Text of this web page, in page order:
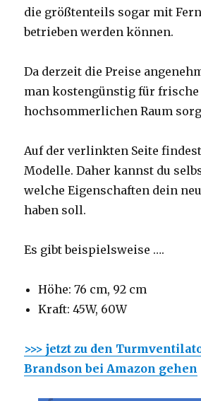
die größtenteils sogar mit
betrieben werden können.
Da derzeit die Preise
man kostengünstig für
hochsommerlichen Raum
Auf der verlinkten Seite
Modelle. Daher kannst du
welche Eigenschaften dein
haben soll.
Es gibt beispielsweise ….
Höhe: 76 cm, 92 cm
Kraft: 45W, 60W
>>> jetzt zu den
Brandson bei Amazon gehen